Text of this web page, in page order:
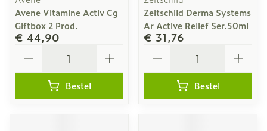
Avene Vitamine Activ Cg
Giftbox 2 Prod.
€ 44,90
Bestel
Zeitschild Derma Systems
Ar Active Relief Ser.50ml
€ 31,76
Bestel